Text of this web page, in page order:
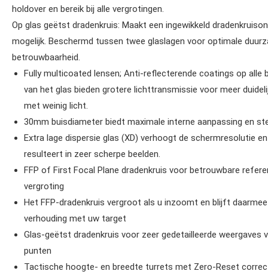
holdover en bereik bij alle vergrotingen.
Op glas geëtst dradenkruis: Maakt een ingewikkeld
mogelijk. Beschermd tussen twee glaslagen voor optimale
betrouwbaarheid.
Fully multicoated lensen; Anti-reflecterende coatings op alle
van het glas bieden grotere lichttransmissie voor meer
met weinig licht.
30mm buisdiameter biedt maximale interne aanpassing en
Extra lage dispersie glas (XD) verhoogt de schermresolutie
resulteert in zeer scherpe beelden.
FFP of First Focal Plane dradenkruis voor betrouwbare
vergroting
Het FFP-dradenkruis vergroot als u inzoomt en blijft
verhouding met uw target
Glas-geëtst dradenkruis voor zeer gedetailleerde weergaves
punten
Tactische hoogte- en breedte turrets met Zero-Reset